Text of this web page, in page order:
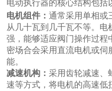
电动执行器的核心结构包括
电机组件：通常采用单相或
从几十瓦到几千瓦不等。电
强，能够适应阀门操作过
密场合会采用直流电机或伺
能。
减速机构： 采用齿轮减速、
速等方式，将电机的高速低